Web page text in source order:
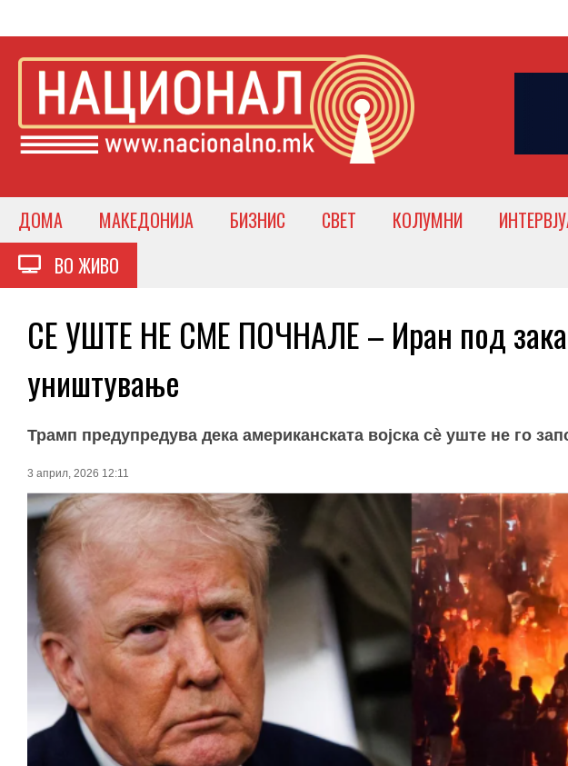
ДОМА МАКЕДОНИЈА БИЗНИС СВЕТ КОЛУМНИ
ВО ЖИВО
СЕ УШТЕ НЕ СМЕ ПОЧНАЛЕ – Иран под
уништување
Трамп предупредува дека американската војска сè уште не го
3 април, 2026 12:11